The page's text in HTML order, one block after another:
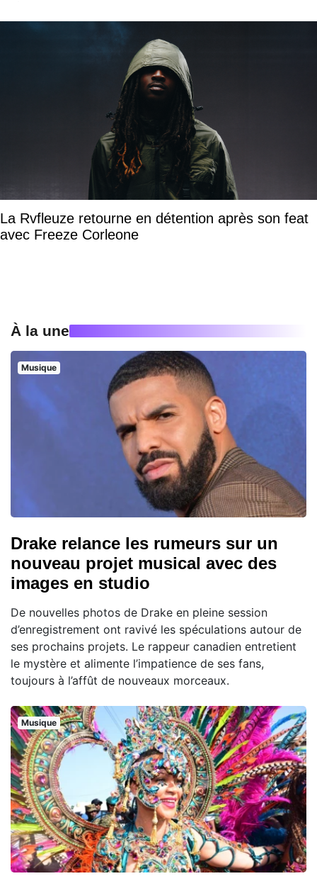
La Rvfleuze retourne en détention après son feat
avec Freeze Corleone
À la une
Musique
Drake relance les rumeurs sur un
nouveau projet musical avec des
images en studio
De nouvelles photos de Drake en pleine session
d’enregistrement ont ravivé les spéculations autour de
ses prochains projets. Le rappeur canadien entretient
le mystère et alimente l’impatience de ses fans,
toujours à l’affût de nouveaux morceaux.
Musique